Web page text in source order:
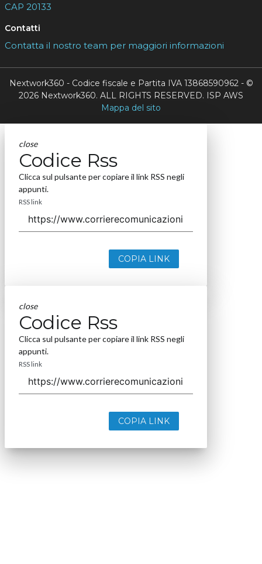
CAP 20133
Contatti
Contatta il nostro team per maggiori informazioni
Nextwork360 - Codice fiscale e Partita IVA 13868590962 - ©
2026 Nextwork360. ALL RIGHTS RESERVED. ISP AWS
Mappa del sito
close
Codice Rss
Clicca sul pulsante per copiare il link RSS negli
appunti.
RSS link
COPIA LINK
close
Codice Rss
Clicca sul pulsante per copiare il link RSS negli
appunti.
RSS link
COPIA LINK